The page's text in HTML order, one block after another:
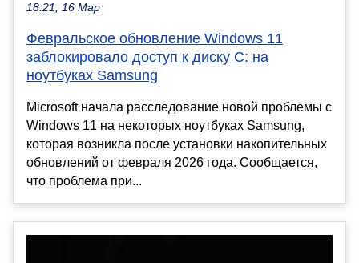
18:21, 16 Мар
Февральское обновление Windows 11
заблокировало доступ к диску C: на
ноутбуках Samsung
Microsoft начала расследование новой проблемы с
Windows 11 на некоторых ноутбуках Samsung,
которая возникла после установки накопительных
обновлений от февраля 2026 года. Сообщается,
что проблема при...